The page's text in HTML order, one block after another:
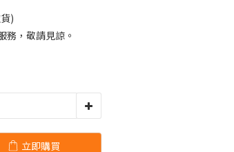
)
務，敬請見諒。
立即購買